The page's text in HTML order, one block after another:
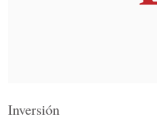
Inversión